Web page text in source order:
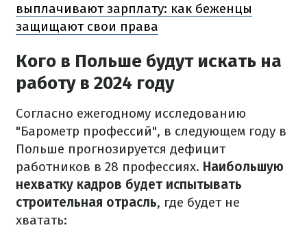
выплачивают зарплату: как беженцы
защищают свои права
Кого в Польше будут искать на
работу в 2024 году
Согласно ежегодному исследованию
"Барометр профессий", в следующем году в
Польше прогнозируется дефицит
работников в 28 профессиях. Наибольшую
нехватку кадров будет испытывать
строительная отрасль, где будет не
хватать: